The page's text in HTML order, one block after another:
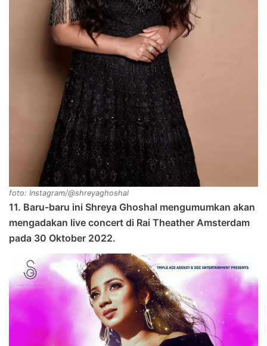
foto: Instagram/@shreyaghoshal
11. Baru-baru ini Shreya Ghoshal mengumumkan akan
mengadakan live concert di Rai Theather Amsterdam
pada 30 Oktober 2022.